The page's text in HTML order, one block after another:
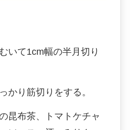
いて1cm幅の半月切り
かり筋切りをする。
昆布茶、トマトケチャ